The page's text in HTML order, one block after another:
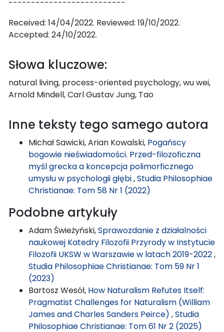
--------------------------
Received: 14/04/2022. Reviewed: 19/10/2022.
Accepted: 24/10/2022.
Słowa kluczowe:
natural living, process-oriented psychology, wu wei,
Arnold Mindell, Carl Gustav Jung, Tao
Inne teksty tego samego autora
Michał Sawicki, Arian Kowalski, Pogańscy
bogowie nieświadomości. Przed-filozoficzna
myśl grecka a koncepcja polimorficznego
umysłu w psychologii głębi,Studia Philosophiae
Christianae: Tom 58 Nr 1 (2022)
Podobne artykuły
Adam Świeżyński,Sprawozdanie z działalności
naukowej Katedry Filozofii Przyrody w Instytucie
Filozofii UKSW w Warszawie w latach 2019-2022,
Studia Philosophiae Christianae: Tom 59 Nr 1
(2023)
Bartosz Wesół, How Naturalism Refutes Itself:
Pragmatist Challenges for Naturalism (William
James and Charles Sanders Peirce) ,Studia
Philosophiae Christianae: Tom 61 Nr 2 (2025)